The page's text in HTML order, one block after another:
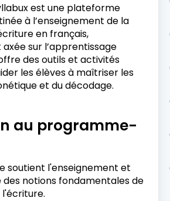
est une plateforme
à l’enseignement de la
en français,
sur l’apprentissage
des outils et activités
les élèves à maîtriser les
et du décodage.
au programme-
soutient l'enseignement et
notions fondamentales de